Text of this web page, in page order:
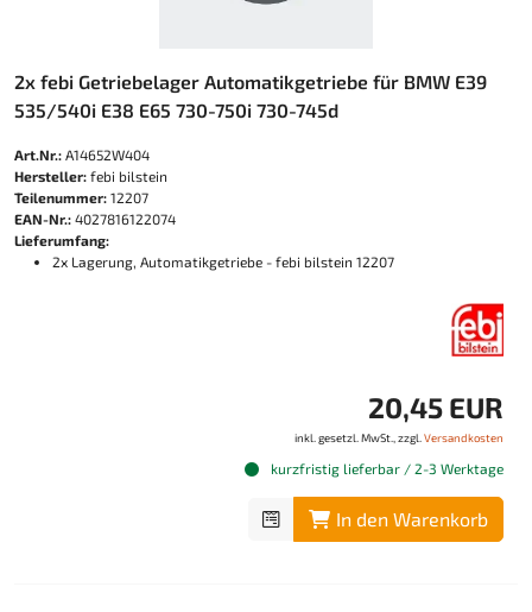
2x febi Getriebelager Automatikgetriebe für BMW E39
535/540i E38 E65 730-750i 730-745d
Art.Nr.: A14652W404
Hersteller: febi bilstein
Teilenummer: 12207
EAN-Nr.: 4027816122074
Lieferumfang:
2x Lagerung, Automatikgetriebe - febi bilstein 12207
20,45 EUR
inkl. gesetzl. MwSt., zzgl. Versandkosten
kurzfristig lieferbar / 2-3 Werktage
In den Warenkorb